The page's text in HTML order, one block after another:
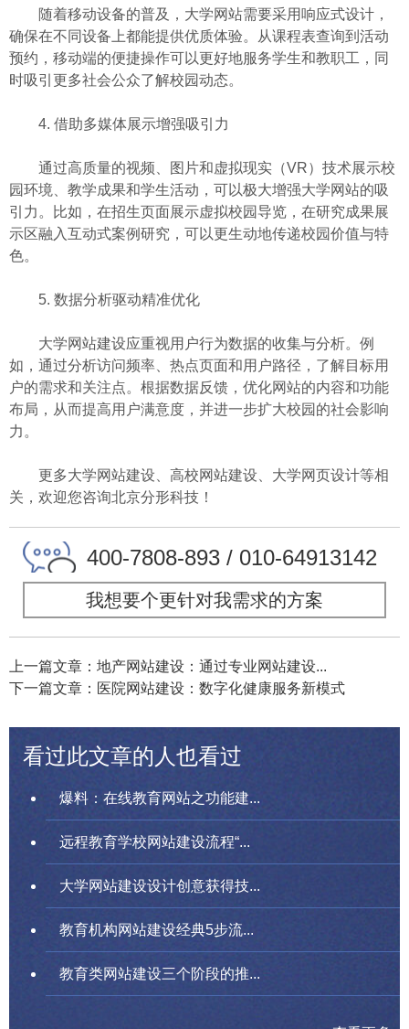
随着移动设备的普及，大学网站需要采用响应式设计，
确保在不同设备上都能提供优质体验。从课程表查询到活动
预约，移动端的便捷操作可以更好地服务学生和教职工，同
时吸引更多社会公众了解校园动态。
4. 借助多媒体展示增强吸引力
通过高质量的视频、图片和虚拟现实（VR）技术展示校
园环境、教学成果和学生活动，可以极大增强大学网站的吸
引力。比如，在招生页面展示虚拟校园导览，在研究成果展
示区融入互动式案例研究，可以更生动地传递校园价值与特
色。
5. 数据分析驱动精准优化
大学网站建设应重视用户行为数据的收集与分析。例
如，通过分析访问频率、热点页面和用户路径，了解目标用
户的需求和关注点。根据数据反馈，优化网站的内容和功能
布局，从而提高用户满意度，并进一步扩大校园的社会影响
力。
更多大学网站建设、高校网站建设、大学网页设计等相
关，欢迎您咨询北京分形科技！
400-7808-893 / 010-64913142
我想要个更针对我需求的方案
上一篇文章：地产网站建设：通过专业网站建设...
下一篇文章：医院网站建设：数字化健康服务新模式
看过此文章的人也看过
爆料：在线教育网站之功能建...
远程教育学校网站建设流程“...
大学网站建设设计创意获得技...
教育机构网站建设经典5步流...
教育类网站建设三个阶段的推...